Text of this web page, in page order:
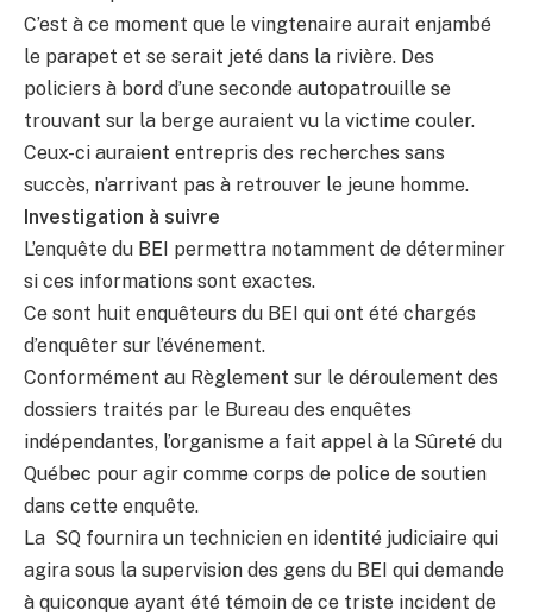
C’est à ce moment que le vingtenaire aurait enjambé
le parapet et se serait jeté dans la rivière. Des
policiers à bord d’une seconde autopatrouille se
trouvant sur la berge auraient vu la victime couler.
Ceux-ci auraient entrepris des recherches sans
succès, n’arrivant pas à retrouver le jeune homme.
Investigation à suivre
L’enquête du BEI permettra notamment de déterminer
si ces informations sont exactes.
Ce sont huit enquêteurs du BEI qui ont été chargés
d’enquêter sur l’événement.
Conformément au Règlement sur le déroulement des
dossiers traités par le Bureau des enquêtes
indépendantes, l’organisme a fait appel à la Sûreté du
Québec pour agir comme corps de police de soutien
dans cette enquête.
La SQ fournira un technicien en identité judiciaire qui
agira sous la supervision des gens du BEI qui demande
à quiconque ayant été témoin de ce triste incident de